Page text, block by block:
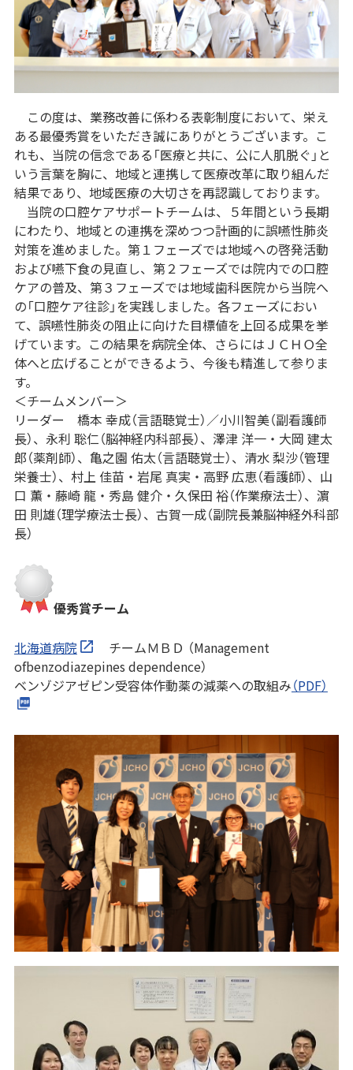
この度は、業務改善に係わる表彰制度において、栄え
ある最優秀賞をいただき誠にありがとうございます。こ
れも、当院の信念である「医療と共に、公に人肌脱ぐ」と
いう言葉を胸に、地域と連携して医療改革に取り組んだ
結果であり、地域医療の大切さを再認識しております。
当院の口腔ケアサポートチームは、５年間という長期
にわたり、地域との連携を深めつつ計画的に誤嚥性肺炎
対策を進めました。第１フェーズでは地域への啓発活動
および嚥下食の見直し、第２フェーズでは院内での口腔
ケアの普及、第３フェーズでは地域歯科医院から当院へ
の「口腔ケア往診」を実践しました。各フェーズにおい
て、誤嚥性肺炎の阻止に向けた目標値を上回る成果を挙
げています。この結果を病院全体、さらにはＪＣＨＯ全
体へと広げることができるよう、今後も精進して参りま
す。
＜チームメンバー＞
リーダー 橋本 幸成（言語聴覚士）／小川智美（副看護師
長）、永利 聡仁（脳神経内科部長）、澤津 洋一・大岡 建太
郎（薬剤師）、亀之園 佑太（言語聴覚士）、清水 梨沙（管理
栄養士）、村上 佳苗・岩尾 真実・高野 広恵（看護師）、山
口 薫・藤崎 龍・秀島 健介・久保田 裕（作業療法士）、濵
田 則雄（理学療法士長）、古賀一成（副院長兼脳神経外科部
長）
優秀賞チーム
北海道病院
チームＭＢＤ （Management
ofbenzodiazepines dependence）
ベンゾジアゼピン受容体作動薬の減薬への取組み（PDF）